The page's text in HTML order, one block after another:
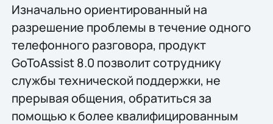
Изначально ориентированный на
разрешение проблемы в течение одного
телефонного разговора, продукт
GoToAssist 8.0 позволит сотруднику
службы технической поддержки, не
прерывая общения, обратиться за
помощью к более квалифицированным